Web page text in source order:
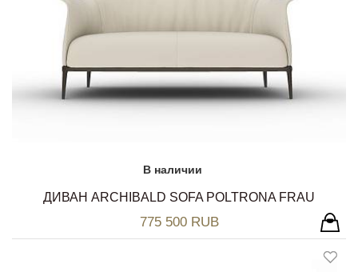
В наличии
ДИВАН ARCHIBALD SOFA POLTRONA FRAU
775 500 RUB